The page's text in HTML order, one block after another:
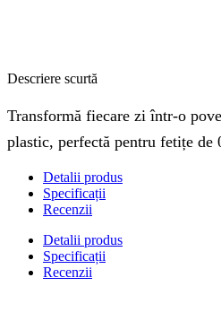
Descriere scurtă
Transformă fiecare zi într-o
plastic, perfectă pentru fetițe de
Detalii produs
Specificații
Recenzii
Detalii produs
Specificații
Recenzii